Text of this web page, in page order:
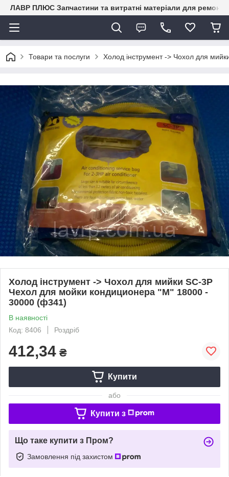
ЛАВР ПЛЮС Запчастини та витратні матеріали для ремонту
Товари та послуги Холод інструмент -> Чохол для
Холод інструмент -> Чохол для мийки SC-3P
Чехол для мойки кондиционера "М" 18000 -
30000 (ф341)
В наявності
Код: 8406
Роздріб
412,34 ₴
Купити
або
Купити з
Що таке купити з Пром?
Замовлення під захистом